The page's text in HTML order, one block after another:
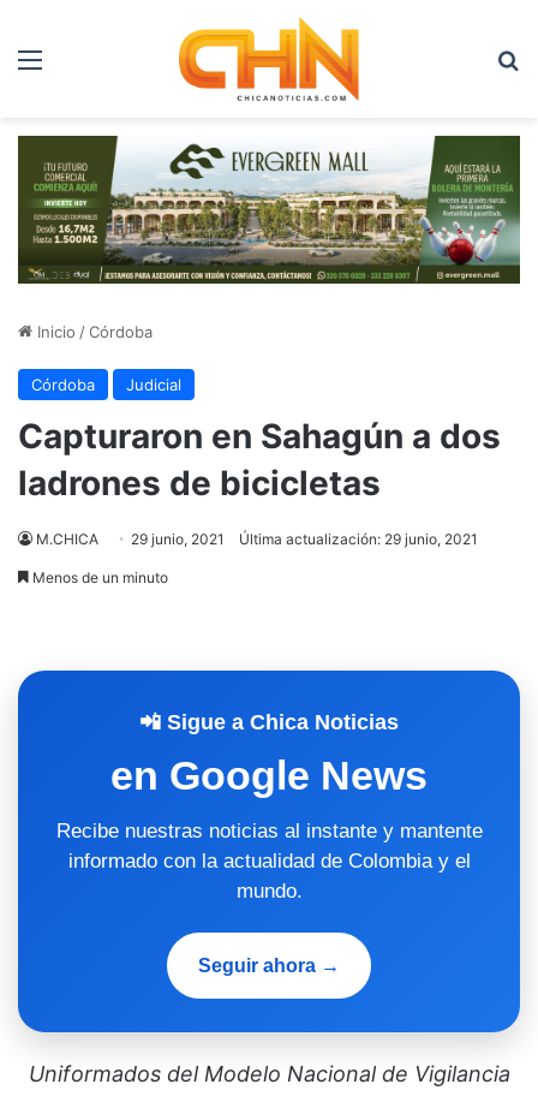
Menú
Inicio /Córdoba
Córdoba Judicial
Capturaron en Sahagún a dos
ladrones de bicicletas
M.CHICA 29 junio, 2021 Última actualización: 29 junio, 2021
Menos de un minuto
📲 Sigue a Chica Noticias
en Google News
Recibe nuestras noticias al instante y mantente
informado con la actualidad de Colombia y el
mundo.
Seguir ahora →
Uniformados del Modelo Nacional de Vigilancia